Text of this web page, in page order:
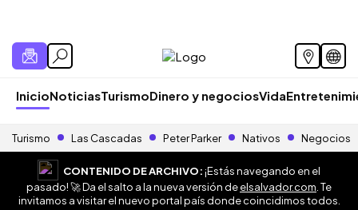
InicioNoticiasTurismoDinero y negociosVida
Turismo Las Cascadas Peter Parker Nativos Negocios
CONTENIDO DE ARCHIVO:¡Estás navegando en el
pasado! 🚀 Da el salto a la nueva versión deelsalvador.com . Te
invitamos a visitar el nuevo portal país donde coincidimos todos.